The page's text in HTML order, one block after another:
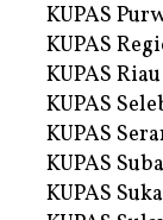
KUPAS
KUPAS
KUPAS Riau
KUPAS
KUPAS
KUPAS
KUPAS